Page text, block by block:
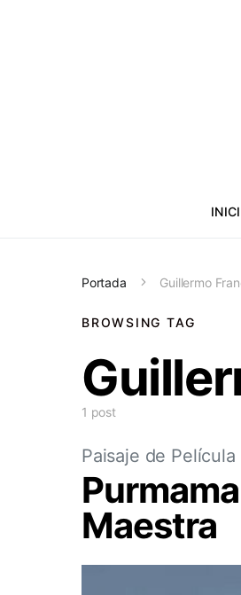
Portada Guillermo
BROWSING TAG
1 post
Paisaje de Película
Maestra